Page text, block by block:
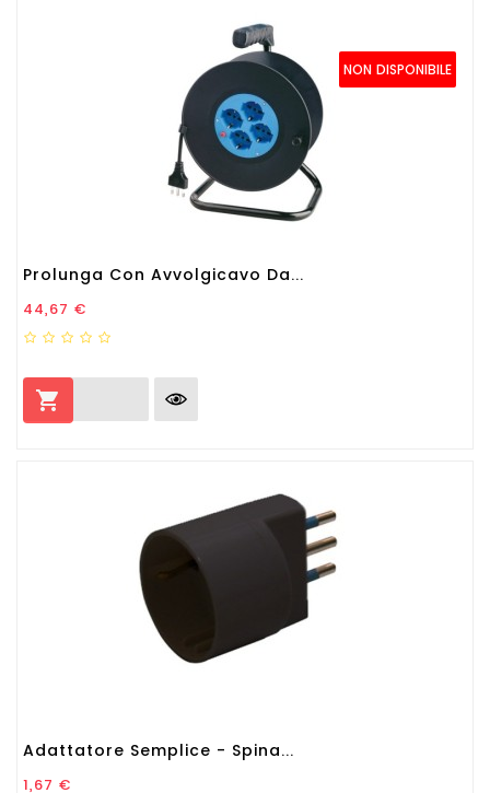
NON DISPONIBILE
Prolunga Con Avvolgicavo Da...
Prezzo
44,67 €

Adattatore Semplice - Spina...
Prezzo
1,67 €